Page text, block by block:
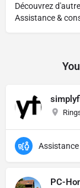
Découvrez
Assistance &
PC-